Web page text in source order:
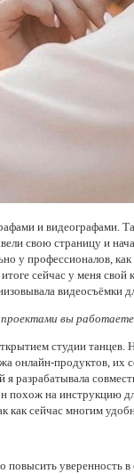
и видеографами.
свою страницу и
у профессионалов,
сейчас у меня свой
видеосъёмки
вы
студии танцев.
онлайн-продуктов, их
разрабатывала
похож на инструкцию
как сейчас многим
уверенность в